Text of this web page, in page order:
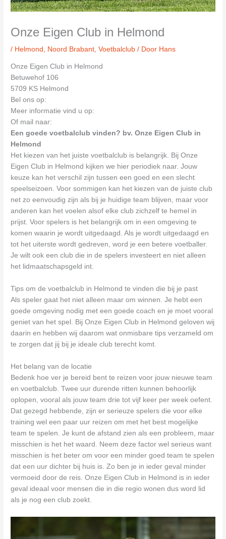
Onze Eigen Club in Helmond
/ Helmond , Noord Brabant,Voetbalclub / Door Hans
Onze Eigen Club in Helmond
Betuwehof 106
5709 KS Helmond
Bel ons op:
Meer informatie vind u op:
Of mail naar:
Een goede voetbalclub vinden? bv. Onze Eigen Club in
Helmond
Het kiezen van het juiste voetbalclub is belangrijk. Bij Onze
Eigen Club in Helmond kijken we hier periodiek naar. Jouw
keuze kan het verschil zijn tussen een goed en een slecht
speelseizoen. Voor sommigen kan het kiezen van de juiste club
net zo eenvoudig zijn als bij je huidige team blijven, maar voor
anderen kan het voelen alsof elke club zichzelf te hemel in
prijst. Voor spelers is het belangrijk om in een omgeving te
komen waarin je wordt uitgedaagd. Als je wordt uitgedaagd en
tot het uiterste wordt gedreven, word je een betere voetballer.
Je wilt ook een club die in de spelers investeert en niet alleen
het lidmaatschapsgeld int.
Tips om de voetbalclub in Helmond te vinden die bij je past
Als speler gaat het niet alleen maar om winnen. Je hebt een
goede omgeving nodig met een goede coach en je moet vooral
geniet van het spel. Bij Onze Eigen Club in Helmond geloven wij
daarin en hebben wij daarom wat onmisbare tips verzameld om
te zorgen dat jij bij je ideale club terecht komt.
Het belang van de locatie
Bedenk hoe ver je bereid bent te reizen voor jouw nieuwe team
en voetbalclub. Twee uur durende ritten kunnen behoorlijk
oplopen, vooral als jouw team drie tot vijf keer per week oefent.
Dat gezegd hebbende, zijn er serieuze spelers die voor elke
training wel een paar uur reizen om met het best mogelijke
team te spelen. Je kunt de afstand zien als een probleem, maar
misschien is het het waard. Neem deze factor wel serieus want
misschien is het beter om voor een minder goed team te spelen
dat een uur dichter bij huis is. Zo ben je in ieder geval minder
vermoeid door de reis. Onze Eigen Club in Helmond is in ieder
geval ideaal voor mensen die in die regio wonen dus word lid
als je nog een club zoekt.